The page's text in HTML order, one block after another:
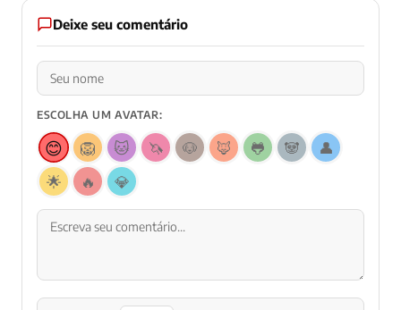
Deixe seu comentário
ESCOLHA UM AVATAR:
😊 🦁 🐱 🦄 🐶 🦊 🐸 🐼
👤
🌟
🔥 💎